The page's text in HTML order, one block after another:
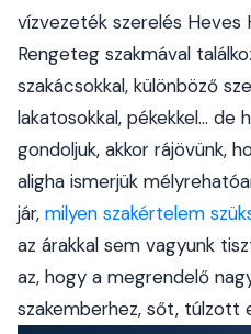
vízvezeték szerelés Heves
Rengeteg szakmával
szakácsokkal, különböző
lakatosokkal, pékekkel... de
gondoljuk, akkor rájövünk,
aligha ismerjük
jár, milyen szakértelem
az árakkal sem vagyunk
az, hogy a megrendelő
szakemberhez, sőt, túlzott